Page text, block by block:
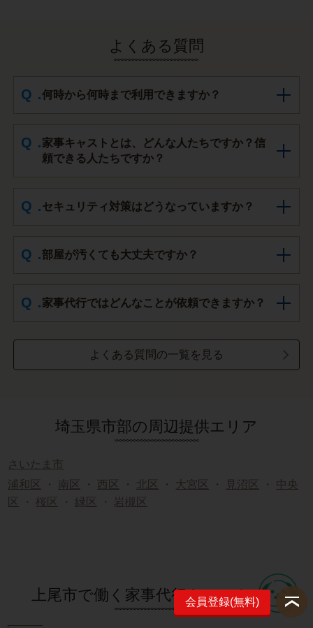
よくある質問
何時から何時まで利用できますか？
家事キャストとは、どんな人たちですか？信
頼できる人たちですか？
セキュリティ対策はどうなっていますか？
部屋が汚くても大丈夫ですか？
家事代行ではどんなことが依頼できますか？
よくある質問の一覧を見る
埼玉県市部の周辺提供エリア
さいたま市
浦和区
・ 南区 ・ 西区 ・ 北区 ・ 大宮区 ・ 見沼区 ・ 中央
区
・ 桜区 ・ 緑区 ・ 岩槻区
上尾市で働く家事代行キャストの声
会員登録(無料)